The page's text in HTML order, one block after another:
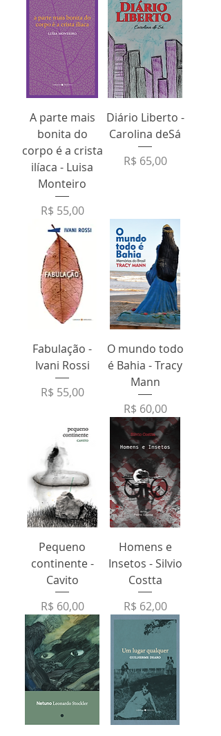
A parte mais
bonita do
corpo é a crista
ilíaca - Luisa
Monteiro
Preço
R$ 55,00
Diário Liberto -
Carolina deSá
Preço
R$ 65,00
Fabulação -
Ivani Rossi
Preço
R$ 55,00
O mundo todo
é Bahia - Tracy
Mann
Preço
R$ 60,00
Pequeno
continente -
Cavito
Preço
R$ 60,00
Homens e
Insetos - Silvio
Costta
Preço
R$ 62,00